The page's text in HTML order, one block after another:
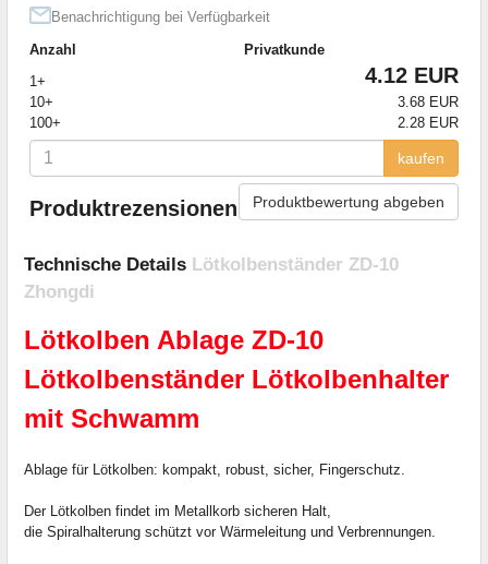
Benachrichtigung bei Verfügbarkeit
Anzahl
Privatkunde
1+
4.12 EUR
10+
3.68 EUR
100+
2.28 EUR
kaufen
Produktrezensionen Produktbewertung abgeben
Technische Details Lötkolbenständer ZD-10
Zhongdi
Lötkolben Ablage ZD-10
Lötkolbenständer Lötkolbenhalter
mit Schwamm
Ablage für Lötkolben: kompakt, robust, sicher, Fingerschutz.
Der Lötkolben findet im Metallkorb sicheren Halt,
die Spiralhalterung schützt vor Wärmeleitung und Verbrennungen.